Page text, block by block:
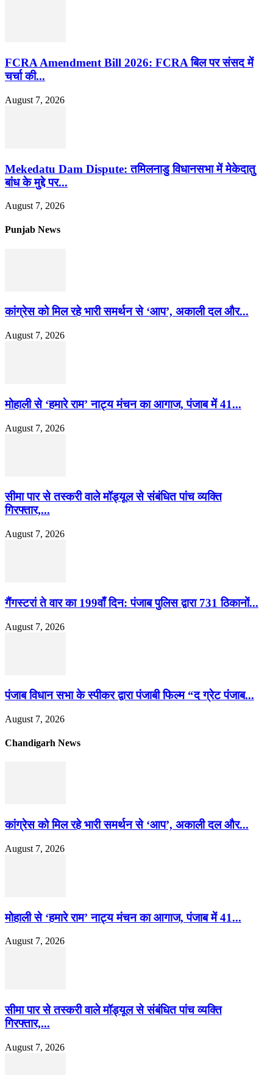
FCRA Amendment Bill 2026: FCRA बिल पर संसद में
चर्चा की...
August 7, 2026
Mekedatu Dam Dispute: तमिलनाडु विधानसभा में मेकेदातु
बांध के मुद्दे पर...
August 7, 2026
Punjab News
कांग्रेस को मिल रहे भारी समर्थन से ‘आप’, अकाली दल और...
August 7, 2026
मोहाली से ‘हमारे राम’ नाट्य मंचन का आगाज, पंजाब में 41...
August 7, 2026
सीमा पार से तस्करी वाले मॉड्यूल से संबंधित पांच व्यक्ति
गिरफ्तार,...
August 7, 2026
गैंगस्टरां ते वार का 199वाँ दिन: पंजाब पुलिस द्वारा 731 ठिकानों...
August 7, 2026
पंजाब विधान सभा के स्पीकर द्वारा पंजाबी फिल्म “द ग्रेट पंजाब...
August 7, 2026
Chandigarh News
कांग्रेस को मिल रहे भारी समर्थन से ‘आप’, अकाली दल और...
August 7, 2026
मोहाली से ‘हमारे राम’ नाट्य मंचन का आगाज, पंजाब में 41...
August 7, 2026
सीमा पार से तस्करी वाले मॉड्यूल से संबंधित पांच व्यक्ति
गिरफ्तार,...
August 7, 2026